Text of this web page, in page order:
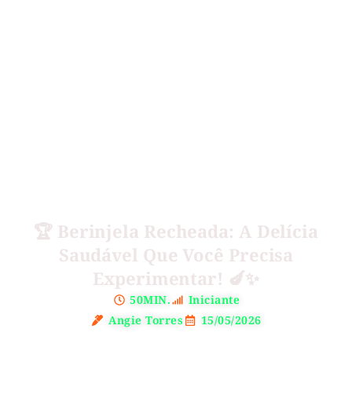
🏆 Berinjela Recheada: A Delícia
Saudável Que Você Precisa
Experimentar! 🍆✨
50MIN.
Iniciante
Angie Torres
15/05/2026